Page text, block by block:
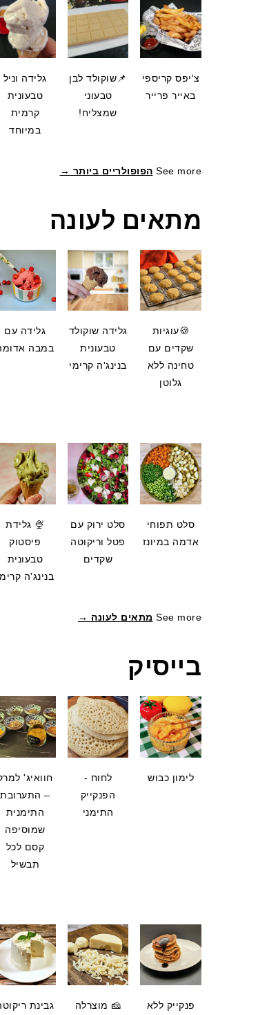
צ'יפס קריספי
באייר פרייר
📌שוקולד לבן
טבעוני
שמצליח!
גלידה וניל
טבעונית
קרמית
במיוחד
See more הפופולריים ביותר →
מתאים לעונה
🍪עוגיות
שקדים עם
טחינה ללא
גלוטן
גלידה שוקולד
טבעונית
בנינג'ה קרימי
גלידה עם
במבה
סלט תפוחי
אדמה במיונז
סלט ירוק עם
פטל וריקוטה
שקדים
🍨 גלידת
פיסטוק
טבעונית
בנינג'ה
See more מתאים לעונה →
בייסיק
לימון כבוש
לחוח -
הפנקייק
התימני
חוואיג'
– התערובת
התימנית
שמוסיפה
קסם לכל
תבשיל
פנקייק ללא
🧀 מוצרלה
גבינת